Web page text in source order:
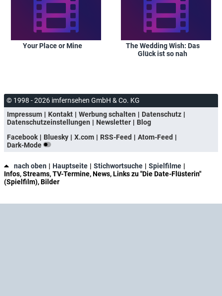
Your Place or Mine
The Wedding Wish: Das
Glück ist so nah
© 1998 - 2026 imfernsehen GmbH & Co. KG
Impressum
Kontakt Werbung schalten
Datenschutz
Datenschutzeinstellungen
Newsletter
Blog
Facebook
Bluesky X.com RSS-Feed
Atom-Feed
Dark-Mode
nach oben Hauptseite Stichwortsuche
Spielfilme
Infos, Streams, TV-Termine, News, Links zu "Die Date-Flüsterin"
(Spielfilm), Bilder